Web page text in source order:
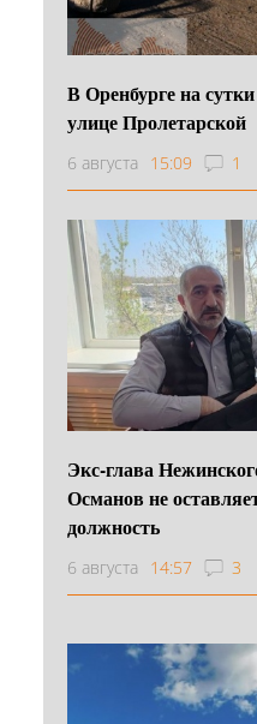
В Оренбурге на
улице Пролетарской
6 августа 15:09 1
Экс-глава
Османов не
должность
6 августа 14:57 3